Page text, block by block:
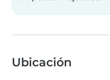
Ubicación